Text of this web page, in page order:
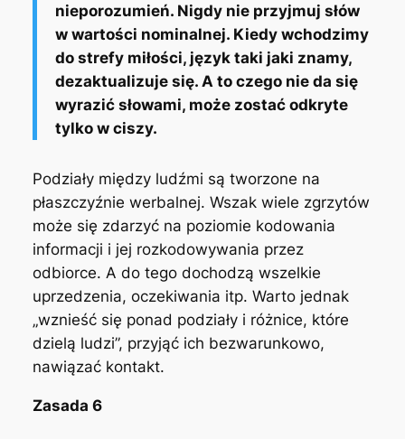
nieporozumień. Nigdy nie przyjmuj słów
w wartości nominalnej. Kiedy wchodzimy
do strefy miłości, język taki jaki znamy,
dezaktualizuje się. A to czego nie da się
wyrazić słowami, może zostać odkryte
tylko w ciszy.
Podziały między ludźmi są tworzone na
płaszczyźnie werbalnej. Wszak wiele zgrzytów
może się zdarzyć na poziomie kodowania
informacji i jej rozkodowywania przez
odbiorce. A do tego dochodzą wszelkie
uprzedzenia, oczekiwania itp. Warto jednak
„wznieść się ponad podziały i różnice, które
dzielą ludzi”, przyjąć ich bezwarunkowo,
nawiązać kontakt.
Zasada 6